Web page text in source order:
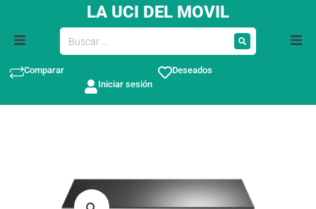
LA UCI DEL MOVIL
Ordenadores y periféricos
Componentes
Comparar
Deseados
Iniciar sesión